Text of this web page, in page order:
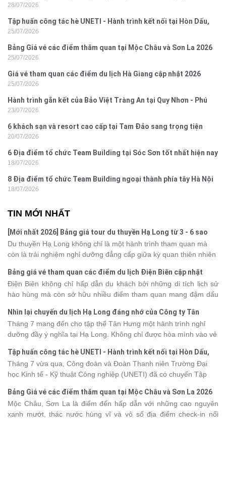
Hưng 2026
28/07/2026
Tập huấn công tác hè UNETI - Hành trình kết nối tại Hòn Dấu,
Đồ Sơn
25/07/2026
Bảng Giá vé các điểm thăm quan tại Mộc Châu và Sơn La 2026
25/07/2026
Giá vé tham quan các điểm du lịch Hà Giang cập nhật 2026
25/07/2026
Hành trình gắn kết của Bảo Việt Tràng An tại Quy Nhơn - Phú
Yên
23/07/2026
6 khách sạn và resort cao cấp tại Tam Đảo sang trọng tiện
nghi
20/07/2026
6 Địa điểm tổ chức Team Building tại Sóc Sơn tốt nhất hiện nay
18/07/2026
8 Địa điểm tổ chức Team Building ngoại thành phía tây Hà Nội
18/07/2026
TIN MỚI NHẤT
[Mới nhất 2026] Bảng giá tour du thuyền Hạ Long từ 3 - 6 sao
Du thuyền Hạ Long không chỉ là một hành trình tham quan mà
còn là trải nghiệm nghỉ dưỡng đẳng cấp giữa kỳ quan thiên nhiên
khác nhau, khiến nhiều du khách băn khoăn khi lựa chọn. Bài viết
dưới đây sẽ cập nhật bảng giá tour du thuyền Hạ Long mới nhất
2026 từ 3 - 6 sao, giúp bạn dễ dàng so sánh và tìm được hành
trình phù hợp với nhu cầu cũng như ngân sách.
Bảng giá vé tham quan các điểm du lịch Điện Biên cập nhật
2026
Điện Biên không chỉ hấp dẫn du khách bởi những di tích lịch sử
hào hùng mà còn sở hữu nhiều điểm tham quan mang đậm dấu
phá vùng đất này, việc cập nhật trước giá vé sẽ giúp bạn chủ
động hơn trong lịch trình và chi phí. Cùng Vietsense Travel tham
khảo bảng giá vé tham quan các điểm du lịch Điện Biênmới nhất
năm 2026 ngay dưới đây.
Nhìn lại chuyến du lịch Hạ Long đáng nhớ của Công ty Tân
Hưng 2026
Tháng 7 mang đến cho tập thể Tân Hưng một hành trình nghỉ
dưỡng đầy ý nghĩa tại Hạ Long. Không chỉ được hòa mình vào vẻ
kết, sẻ chia và lưu giữ nhiều khoảnh khắc đáng nhớ. Hãy cùng
nhìn lại chuyến đi ngập tràn niềm vui và những trải nghiệm khó
quên.
Tập huấn công tác hè UNETI - Hành trình kết nối tại Hòn Dấu,
Đồ Sơn
Tháng 7 vừa qua, Công đoàn và Đoàn Thanh niên Trường Đại
học Kinh tế - Kỹ thuật Công nghiệp (UNETI) đã có chuyến Tập
chỉ là dịp nâng cao kỹ năng và chia sẻ kinh nghiệm công tác,
chương trình còn mang đến những hoạt động giao lưu sôi nổi,
góp phần gắn kết tập thể và lưu giữ nhiều kỷ niệm đáng nhớ.
Bảng Giá vé các điểm thăm quan tại Mộc Châu và Sơn La 2026
Mộc Châu, Sơn La là điểm đến hấp dẫn với những cao nguyên
xanh mướt, thác nước hùng vĩ và vô số địa điểm check-in nổi